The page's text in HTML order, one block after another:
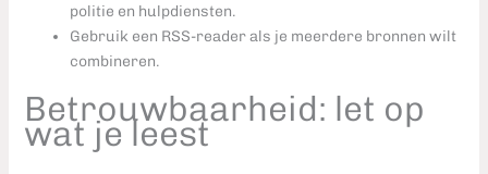
politie en hulpdiensten.
Gebruik een RSS-reader als je meerdere bronnen wilt
combineren.
Betrouwbaarheid: let op
wat je leest